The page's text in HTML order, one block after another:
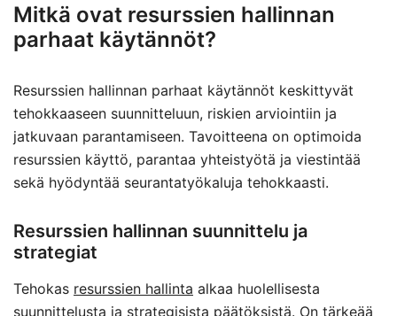
Mitkä ovat resurssien hallinnan
parhaat käytännöt?
Resurssien hallinnan parhaat käytännöt keskittyvät
tehokkaaseen suunnitteluun, riskien arviointiin ja
jatkuvaan parantamiseen. Tavoitteena on optimoida
resurssien käyttö, parantaa yhteistyötä ja viestintää
sekä hyödyntää seurantatyökaluja tehokkaasti.
Resurssien hallinnan suunnittelu ja
strategiat
Tehokas resurssien hallinta alkaa huolellisesta
suunnittelusta ja strategisista päätöksistä. On tärkeää